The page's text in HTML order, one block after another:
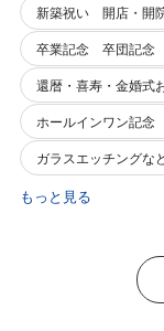
新築祝い 開店・開
卒業記念 卒団記念
還暦・喜寿・金婚式
ホールインワン記
ガラスエッチングな
もっと見る